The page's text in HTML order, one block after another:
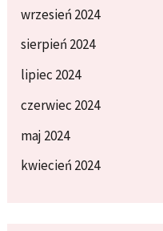
wrzesień 2024
sierpień 2024
lipiec 2024
czerwiec 2024
maj 2024
kwiecień 2024